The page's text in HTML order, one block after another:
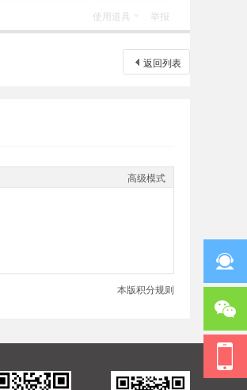
使用道具 举报
返回列表
高级模式
本版积分规则